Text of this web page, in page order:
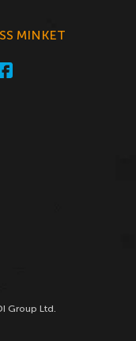
Group Ltd.
MINKET